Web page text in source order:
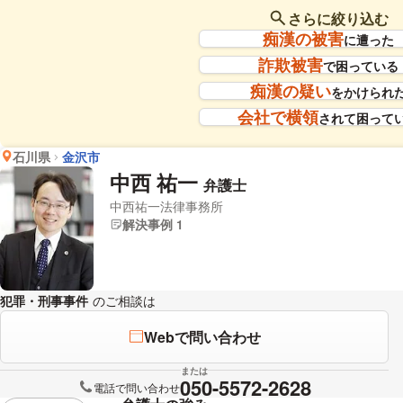
さらに絞り込む
痴漢の被害に遭った
詐欺被害で困っている
痴漢の疑いをかけられ
会社で横領されて困って
石川県 金沢市
中西 祐一 弁護士
中西祐一法律事務所
解決事例 1
犯罪・刑事事件 のご相談は
Webで問い合わせ
または
電話で問い合わせ050-5572-2628